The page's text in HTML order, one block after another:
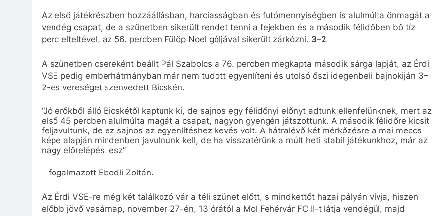
Az első játékrészben hozzáállásban, harciasságban és futómennyiségben is alulmúlta önmagát a
vendég csapat, de a szünetben sikerült rendet tenni a fejekben és a második félidőben bő tíz
perc elteltével, az 56. percben Fülöp Noel góljával sikerült zárkózni. 3–2
A szünetben csereként beállt Pál Szabolcs a 76. percben megkapta második sárga lapját, az Érdi
VSE pedig emberhátrnányban már nem tudott egyenlíteni és utolsó őszi idegenbeli bajnokiján 3–
2-es vereséget szenvedett Bicskén.
“Jó erőkből álló Bicskétől kaptunk ki, de sajnos egy félidőnyi előnyt adtunk ellenfelünknek, mert az
első 45 percben alulmúlta magát a csapat, nagyon gyengén játszottunk. A második félidőre kicsit
feljavultunk, de ez sajnos az egyenlítéshez kevés volt. A hátralévő két mérkőzésre a mai meccs
képe alapján mindenben javulnunk kell, de ha visszatérünk a múlt heti stabil játékunkhoz, már az
nagy előrelépés lesz”
– fogalmazott Ebedli Zoltán.
Az Érdi VSE-re még két találkozó vár a téli szünet előtt, s mindkettőt hazai pályán vívja, hiszen
előbb jövő vasárnap, november 27-én, 13 órától a Mol Fehérvár FC II-t látja vendégül, majd